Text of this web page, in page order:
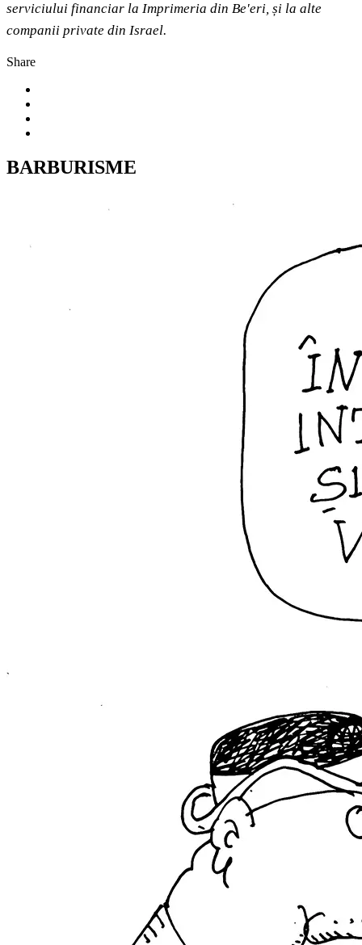
serviciului financiar la Imprimeria din Be'eri, și la alte
companii private din Israel.
Share
BARBURISME